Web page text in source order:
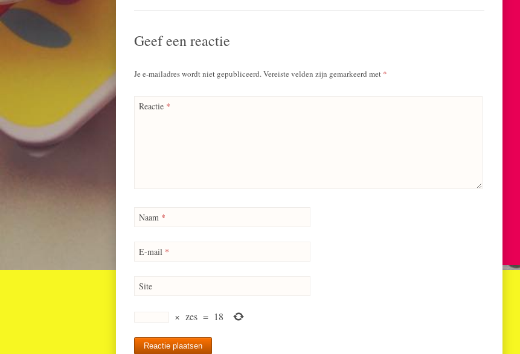
Geef een reactie
Je e-mailadres wordt niet gepubliceerd.Vereiste velden zijn gemarkeerd met *
Reactie *
Naam *
E-mail *
Site
× zes = 18